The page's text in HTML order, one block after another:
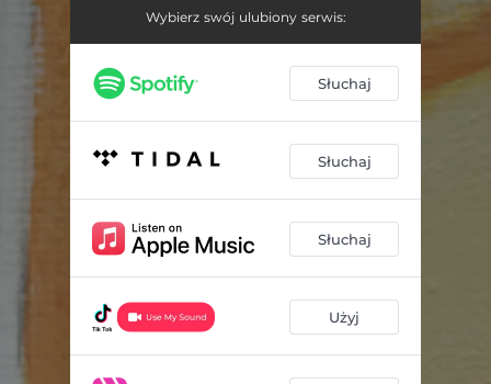
Wybierz swój ulubiony serwis:
Słuchaj
Słuchaj
Słuchaj
Użyj